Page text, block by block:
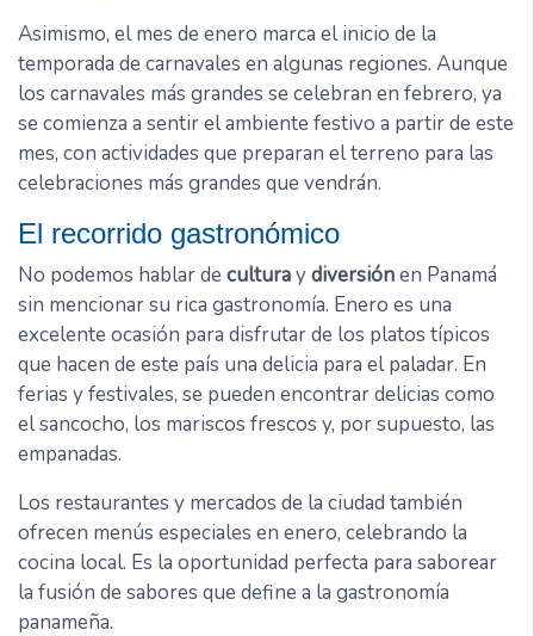
Asimismo, el mes de enero marca el inicio de la
temporada de carnavales en algunas regiones. Aunque
los carnavales más grandes se celebran en febrero, ya
se comienza a sentir el ambiente festivo a partir de este
mes, con actividades que preparan el terreno para las
celebraciones más grandes que vendrán.
El recorrido gastronómico
No podemos hablar de culturaydiversiónen Panamá
sin mencionar su rica gastronomía. Enero es una
excelente ocasión para disfrutar de los platos típicos
que hacen de este país una delicia para el paladar. En
ferias y festivales, se pueden encontrar delicias como
el sancocho, los mariscos frescos y, por supuesto, las
empanadas.
Los restaurantes y mercados de la ciudad también
ofrecen menús especiales en enero, celebrando la
cocina local. Es la oportunidad perfecta para saborear
la fusión de sabores que define a la gastronomía
panameña.